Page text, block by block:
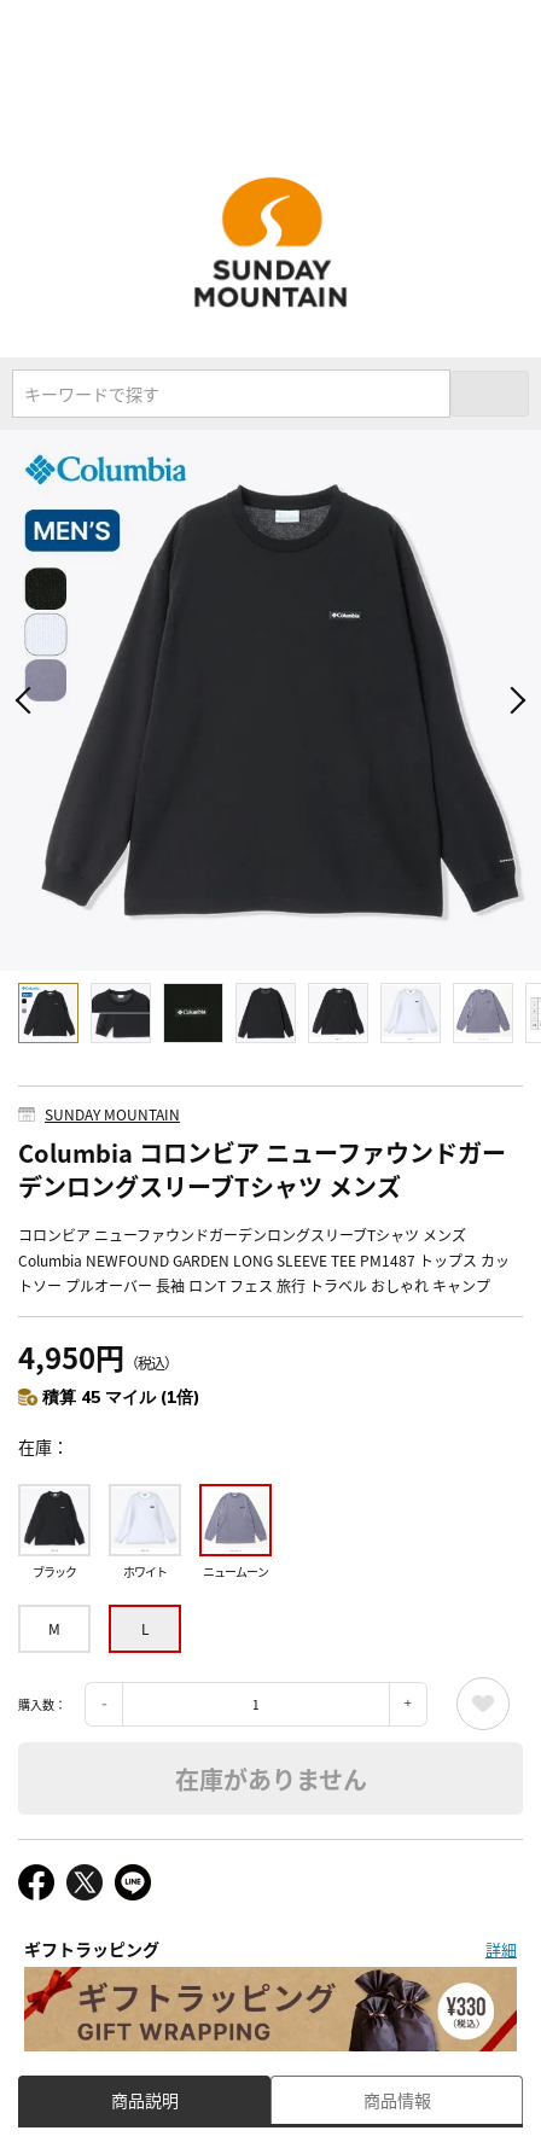
キーワードで探す
SUNDAY MOUNTAIN
Columbia コロンビア ニューファウンドガー
デンロングスリーブTシャツ メンズ
コロンビア ニューファウンドガーデンロングスリーブTシャツ メンズ
Columbia NEWFOUND GARDEN LONG SLEEVE TEE PM1487 トップス カッ
トソー プルオーバー 長袖 ロンT フェス 旅行 トラベル おしゃれ キャンプ
4,950円 （税込）
積算 45 マイル (1倍)
在庫
ブラック ホワイト ニュームーン
M L
購入数：
在庫がありません
ギフトラッピング 詳細
商品説明 商品情報